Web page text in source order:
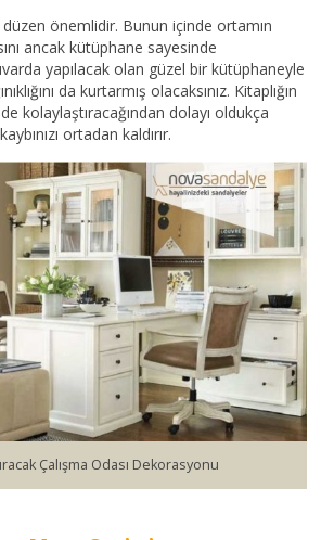
düzen önemlidir. Bunun içinde ortamın
ancak kütüphane sayesinde
yapılacak olan güzel bir kütüphaneyle
da kurtarmış olacaksınız. Kitaplığın
kolaylaştıracağından dolayı oldukça
ortadan kaldırır.
Çalışma Odası Dekorasyonu